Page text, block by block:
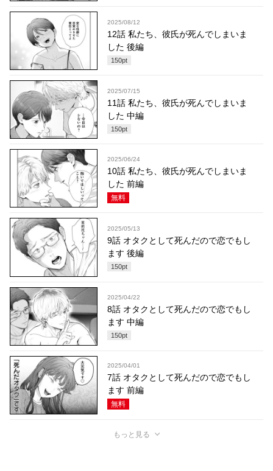
2025/08/12
12話 私たち、彼氏が死んでしまいま
した 後編
150pt
2025/07/15
11話 私たち、彼氏が死んでしまいま
した 中編
150pt
2025/06/24
10話 私たち、彼氏が死んでしまいま
した 前編
無料
2025/05/13
9話 オタクとして死んだので恋でもし
ます 後編
150pt
2025/04/22
8話 オタクとして死んだので恋でもし
ます 中編
150pt
2025/04/01
7話 オタクとして死んだので恋でもし
ます 前編
無料
もっと見る